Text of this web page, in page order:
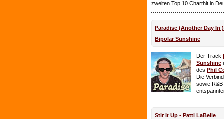
zweiten Top 10 Charthit in
Paradise (Another Day In
Bipolar Sunshine
Der Track
Sunshine
des Phil
Die
sowie
Stir It Up - Patti LaBelle